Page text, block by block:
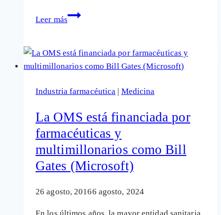
Leer más
Compañías
se
preparan
sacar
a
las
epidemias
«mediáticas»
Industria farmacéutica Medicina
La OMS está financiada por
farmacéuticas y
multimillonarios como Bill
Gates (Microsoft)
26 agosto, 20166 agosto, 2024